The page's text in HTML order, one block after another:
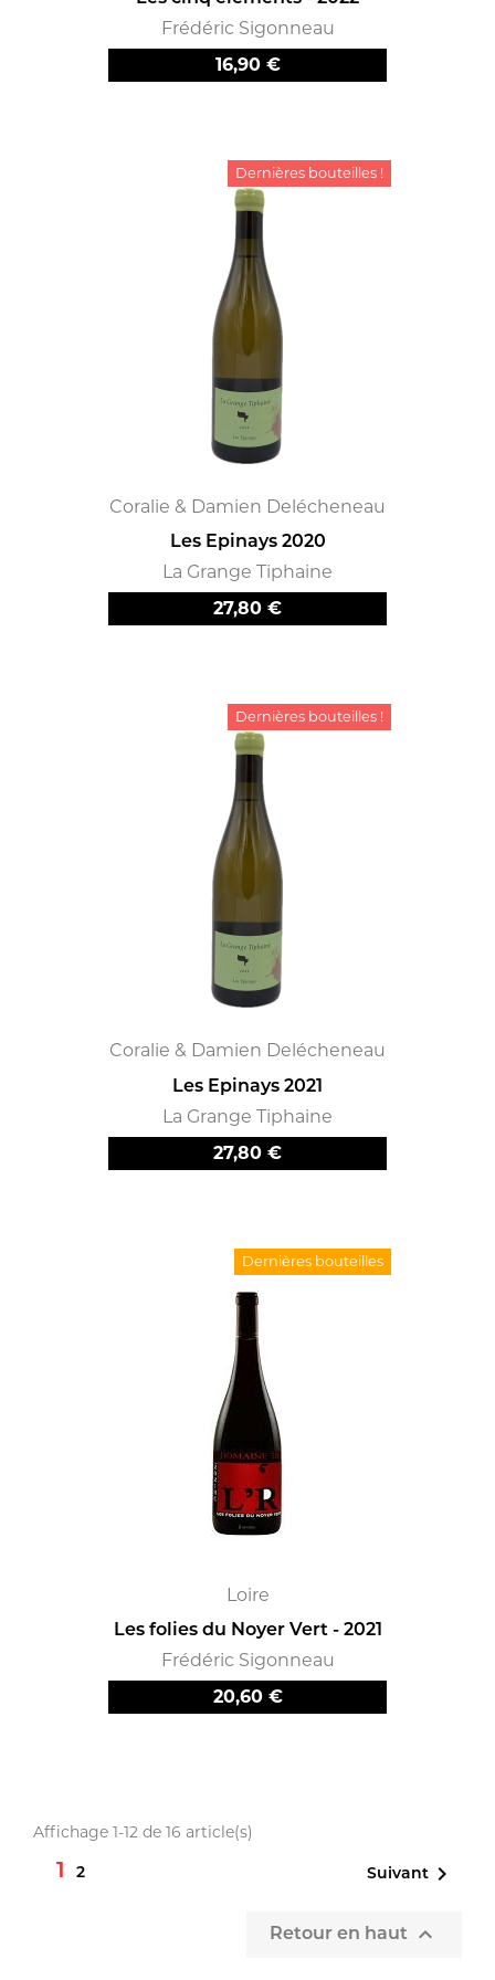
Frédéric Sigonneau
Prix
16,90 €
Coralie & Damien Delécheneau
Les Epinays 2020
La Grange Tiphaine
Prix
27,80 €
Dernières bouteilles !
Coralie & Damien Delécheneau
Les Epinays 2021
La Grange Tiphaine
Prix
27,80 €
Dernières bouteilles !
Loire
Les folies du Noyer Vert - 2021
Frédéric Sigonneau
Prix
20,60 €
Dernières bouteilles
Affichage 1-12 de 16 article(s)
1 2 Suivant 
Retour en haut 